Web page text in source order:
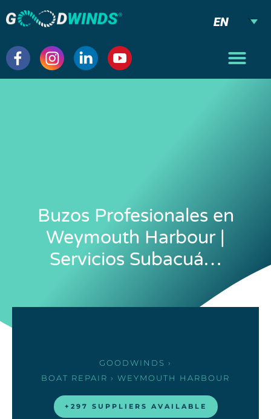
EN
Buzos Profesionales en
Weymouth Harbour |
Servicios Subacuá…
GOODWINDS ›
BOAT REPAIR › WEYMOUTH HARBOUR
+297 SUPPLIERS AVAILABLE